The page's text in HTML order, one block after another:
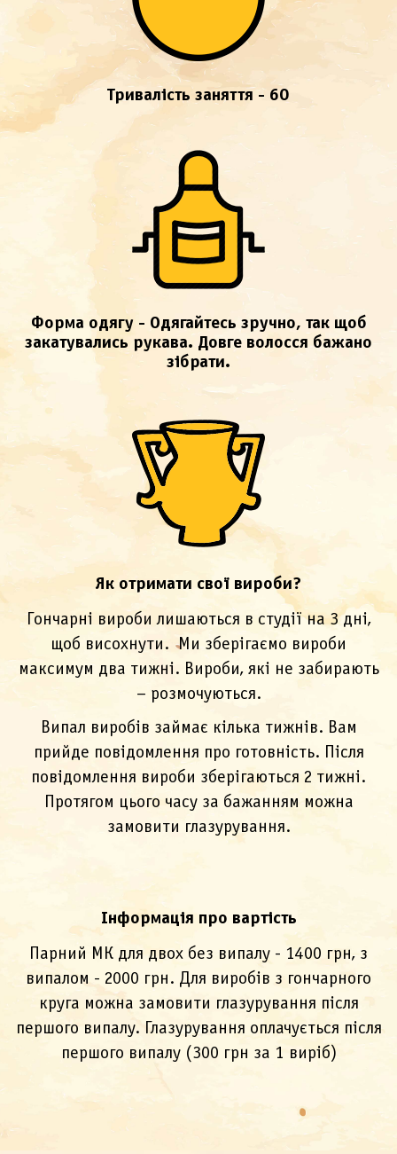
Тривалість заняття - 60
Форма одягу - Одягайтесь зручно, так щоб
закатувались рукава. Довге волосся бажано
зібрати.
Як отримати свої вироби?
Гончарні вироби лишаються в студії на 3 дні,
щоб висохнути. Ми зберігаємо вироби
максимум два тижні. Вироби, які не забирають
– розмочуються.
Випал виробів займає кілька тижнів. Вам
прийде повідомлення про готовність. Після
повідомлення вироби зберігаються 2 тижні.
Протягом цього часу за бажанням можна
замовити глазурування.
Інформація про вартість
Парний МК для двох без випалу - 1400 грн, з
випалом - 2000 грн. Для виробів з гончарного
круга можна замовити глазурування після
першого випалу. Глазурування оплачується після
першого випалу (300 грн за 1 виріб)